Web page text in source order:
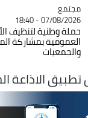
Catégorie
مجتمع
07/08/2026 - 18:40
حملة وطنية لتنظيف
العمومية بمشاركة
والجمعيات
الاذاعة